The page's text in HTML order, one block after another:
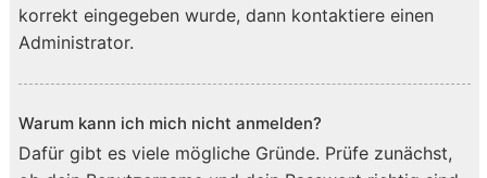
korrekt eingegeben wurde, dann kontaktiere einen
Administrator.
Warum kann ich mich nicht anmelden?
Dafür gibt es viele mögliche Gründe. Prüfe zunächst,